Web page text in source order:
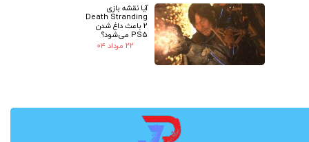
آیا نقشه بازی
Death Stranding
2 باعث داغ شدن
PS5 می‌شود؟
۲۲ مرداد ۰۴